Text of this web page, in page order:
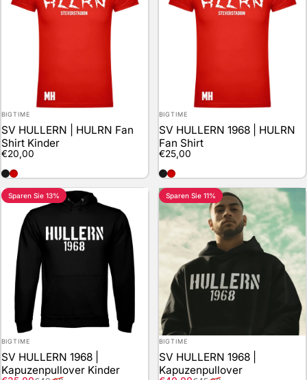
Anbieter:
BIGTIME
SV HULLERN | HULRN Fan
Shirt Kinder
€20,00
schwarz
rot
Anbieter:
BIGTIME
SV HULLERN 1968 | HULRN
Fan Shirt
€25,00
schwarz
rot
Sparen Sie 13%
Anbieter:
BIGTIME
SV HULLERN 1968 |
Kapuzenpullover Kinder
Sparen Sie 11%
Anbieter:
BIGTIME
SV HULLERN 1968 |
Kapuzenpullover